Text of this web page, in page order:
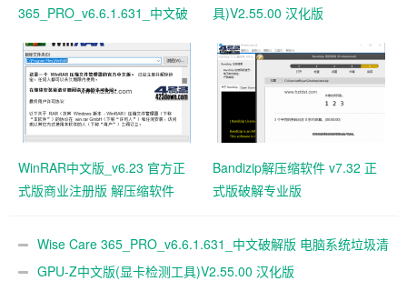
365_PRO_v6.6.1.631_中文破
具)V2.55.00 汉化版
WinRAR中文版_v6.23 官方正
式版商业注册版 解压缩软件
Bandizip解压缩软件 v7.32 正
式版破解专业版
Wise Care 365_PRO_v6.6.1.631_中文破解版 电脑系统垃圾清
理软件GPU-Z中文版(显卡检测工具)V2.55.00 汉化版